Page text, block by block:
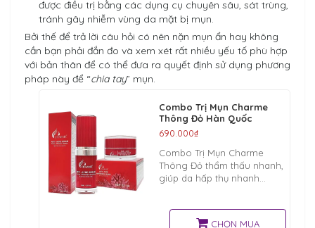
được điều trị bằng các dụng cụ chuyên sâu, sát trùng,
tránh gây nhiễm vùng da mặt bị mụn.
Bởi thế để trả lời câu hỏi có nên nặn mụn ẩn hay không
cần bạn phải đắn đo và xem xét rất nhiều yếu tố phù hợp
với bản thân để có thể đưa ra quyết định sử dụng phương
pháp này để “chia tay” mụn.
Combo Trị Mụn Charme
Thông Đỏ Hàn Quốc
690.000₫
Combo Trị Mụn Charme
Thông Đỏ thẩm thấu nhanh,
giúp da hấp thụ nhanh
"vàng" THÔNG ĐỎ từ HÀN
CHỌN MUA